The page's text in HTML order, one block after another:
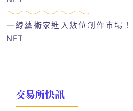
一線藝術家進入數位創作市場
NFT
交易所快訊